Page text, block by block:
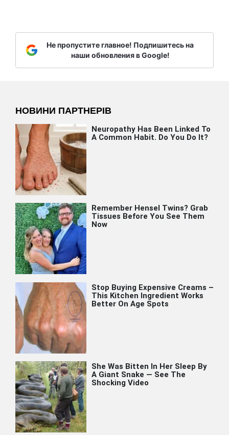
Не пропустите главное! Подпишитесь на
наши обновления в Google!